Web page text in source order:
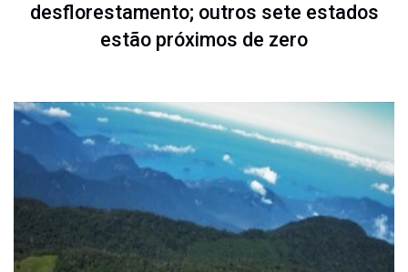
desflorestamento; outros sete estados
estão próximos de zero